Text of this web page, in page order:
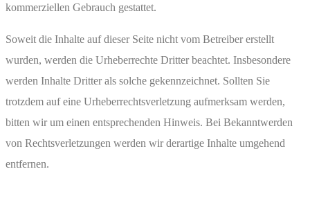
kommerziellen Gebrauch gestattet.
Soweit die Inhalte auf dieser Seite nicht vom Betreiber erstellt
wurden, werden die Urheberrechte Dritter beachtet. Insbesondere
werden Inhalte Dritter als solche gekennzeichnet. Sollten Sie
trotzdem auf eine Urheberrechtsverletzung aufmerksam werden,
bitten wir um einen entsprechenden Hinweis. Bei Bekanntwerden
von Rechtsverletzungen werden wir derartige Inhalte umgehend
entfernen.